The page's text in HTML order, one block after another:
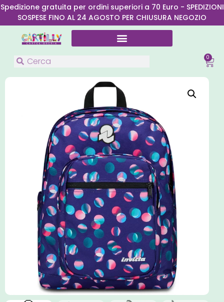
Spedizione gratuita per ordini superiori a 70 Euro - SPEDIZIONI
SOSPESE FINO AL 24 AGOSTO PER CHIUSURA NEGOZIO
0